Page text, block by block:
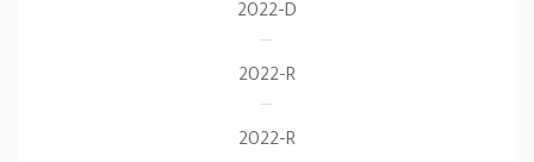
2022-D
2022-R
2022-R